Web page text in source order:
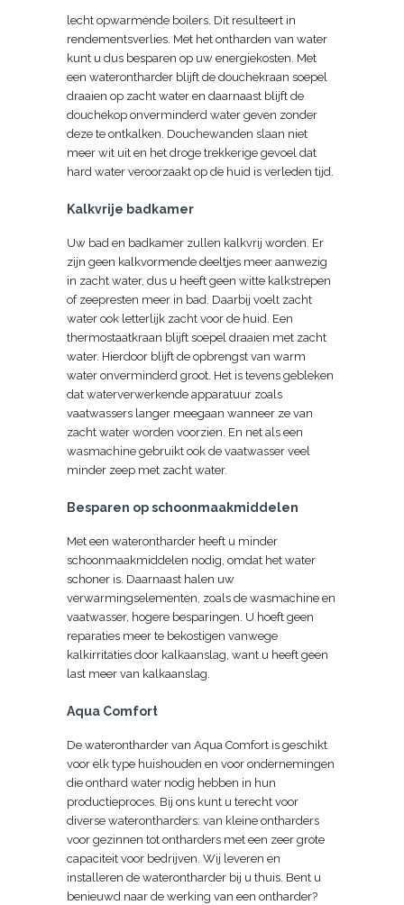
lecht opwarmende boilers. Dit resulteert in
rendementsverlies. Met het ontharden van water
kunt u dus besparen op uw energiekosten. Met
een waterontharder blijft de douchekraan soepel
draaien op zacht water en daarnaast blijft de
douchekop onverminderd water geven zonder
deze te ontkalken. Douchewanden slaan niet
meer wit uit en het droge trekkerige gevoel dat
hard water veroorzaakt op de huid is verleden tijd.
Kalkvrije badkamer
Uw bad en badkamer zullen kalkvrij worden. Er
zijn geen kalkvormende deeltjes meer aanwezig
in zacht water, dus u heeft geen witte kalkstrepen
of zeepresten meer in bad. Daarbij voelt zacht
water ook letterlijk zacht voor de huid. Een
thermostaatkraan blijft soepel draaien met zacht
water. Hierdoor blijft de opbrengst van warm
water onverminderd groot. Het is tevens gebleken
dat waterverwerkende apparatuur zoals
vaatwassers langer meegaan wanneer ze van
zacht water worden voorzien. En net als een
wasmachine gebruikt ook de vaatwasser veel
minder zeep met zacht water.
Besparen op schoonmaakmiddelen
Met een waterontharder heeft u minder
schoonmaakmiddelen nodig, omdat het water
schoner is. Daarnaast halen uw
verwarmingselementen, zoals de wasmachine en
vaatwasser, hogere besparingen. U hoeft geen
reparaties meer te bekostigen vanwege
kalkirritaties door kalkaanslag, want u heeft geen
last meer van kalkaanslag.
Aqua Comfort
De waterontharder van Aqua Comfort is geschikt
voor elk type huishouden en voor ondernemingen
die onthard water nodig hebben in hun
productieproces. Bij ons kunt u terecht voor
diverse waterontharders: van kleine ontharders
voor gezinnen tot ontharders met een zeer grote
capaciteit voor bedrijven. Wij leveren en
installeren de waterontharder bij u thuis. Bent u
benieuwd naar de werking van een ontharder?